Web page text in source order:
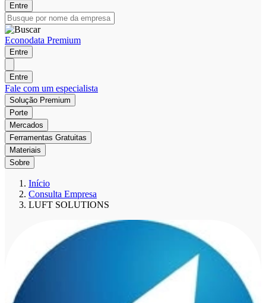
Entre
Econodata Premium
Entre
Entre
Fale com um especialista
Solução Premium
Porte
Mercados
Ferramentas Gratuitas
Materiais
Sobre
Início
Consulta Empresa
LUFT SOLUTIONS